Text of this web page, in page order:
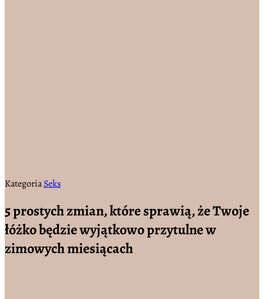
KategoriaSeks
5 prostych zmian, które sprawią, że Twoje
łóżko będzie wyjątkowo przytulne w
zimowych miesiącach